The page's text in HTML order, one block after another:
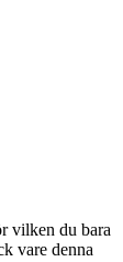
vilken du bara
vare denna